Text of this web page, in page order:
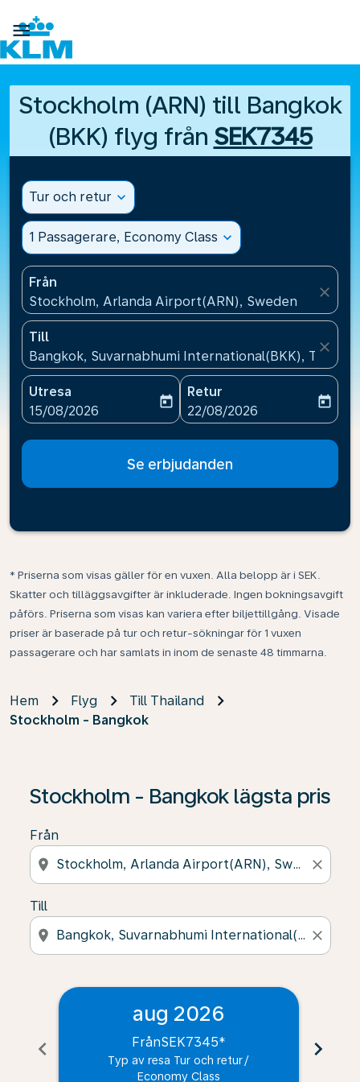

Stockholm (ARN) till Bangkok
(BKK) flyg från SEK7345
Tur och retur expand_more
1 Passagerare, Economy Class expand_more
Från
Stockholm, Arlanda Airport(ARN), Sweden
close
Till
Bangkok, Suvarnabhumi International(BKK),
close
Utresa
fc-booking-departure-date-aria-label
15/08/2026
today
Retur
fc-booking-return-date-
22/08/2026
today
Se erbjudanden
* Priserna som visas gäller för en vuxen. Alla belopp är i SEK.
Skatter och tilläggsavgifter är inkluderade. Ingen bokningsavgift
påförs. Priserna som visas kan variera efter biljettillgång. Visade
priser är baserade på tur och retur-sökningar för 1 vuxen
passagerare och har samlats in inom de senaste 48 timmarna.
Hem Flyg
Till Thailand
Stockholm - Bangkok
Stockholm - Bangkok lägsta pris
Från
location_on close
Till
location_on close
chevron_left
aug 2026
FrånSEK7345*
Typ av resa Tur och retur /
Economy Class
chevron_right